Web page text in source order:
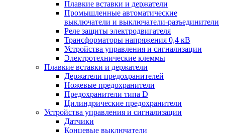
Плавкие вставки и держатели
Промышленные автоматические
выключатели и выключатели-разъединители
Реле защиты электродвигателя
Трансформаторы напряжения 0,4 кВ
Устройства управления и сигнализации
Электротехнические клеммы
Плавкие вставки и держатели
Держатели предохранителей
Ножевые предохранители
Предохранители типа D
Цилиндрические предохранители
Устройства управления и сигнализации
Датчики
Концевые выключатели